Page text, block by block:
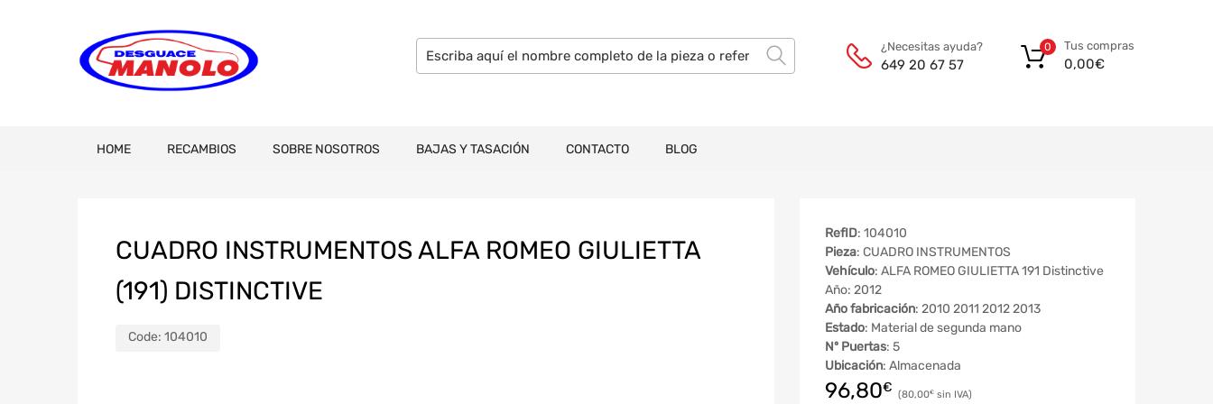
¿Necesitas ayuda?
649 20 67 57
Tus compras
0,00€
0
HOME RECAMBIOS SOBRE NOSOTROS BAJAS Y TASACIÓN CONTACTO BLOG
CUADRO INSTRUMENTOS ALFA ROMEO GIULIETTA
(191) DISTINCTIVE
Code: 104010
RefID: 104010
Pieza: CUADRO INSTRUMENTOS
Vehículo: ALFA ROMEO GIULIETTA 191 Distinctive
Año: 2012
Año fabricación: 2010 2011 2012 2013
Estado: Material de segunda mano
Nº Puertas: 5
Ubicación: Almacenada
96,80€ 80,00€